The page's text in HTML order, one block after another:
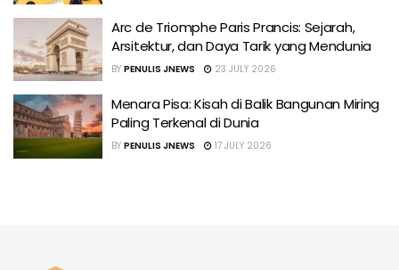
Arc de Triomphe Paris Prancis: Sejarah,
Arsitektur, dan Daya Tarik yang Mendunia
BY PENULIS JNEWS 23 JULY 2026
Menara Pisa: Kisah di Balik Bangunan Miring
Paling Terkenal di Dunia
BY PENULIS JNEWS 17 JULY 2026